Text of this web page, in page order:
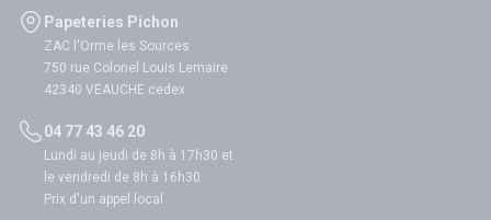
Papeteries Pichon
ZAC l'Orme les Sources
750 rue Colonel Louis Lemaire
42340 VEAUCHE cedex
04 77 43 46 20
Lundi au jeudi de 8h à 17h30 et
le vendredi de 8h à 16h30
Prix d'un appel local